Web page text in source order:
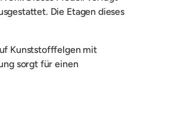
Die Etagen dieses
Kunststofffelgen mit
sorgt für einen